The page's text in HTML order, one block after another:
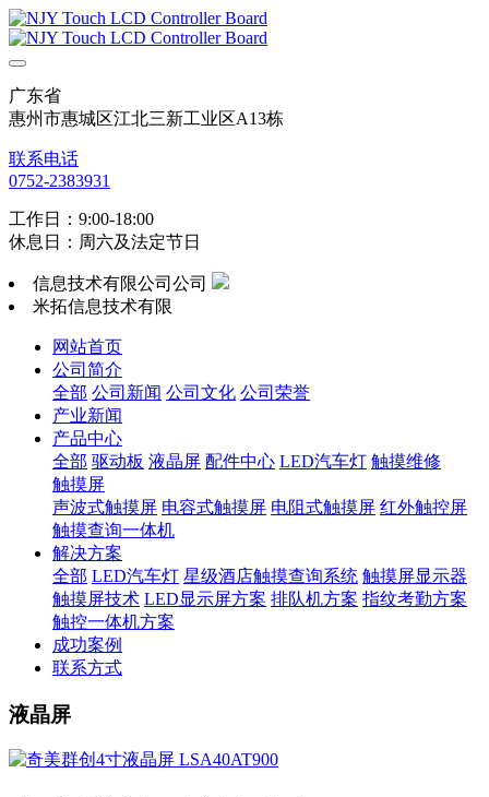
广东省
惠州市惠城区江北三新工业区A13栋
联系电话
0752-2383931
工作日：9:00-18:00
休息日：周六及法定节日
信息技术有限公司公司
米拓信息技术有限
网站首页
公司简介
全部 公司新闻 公司文化 公司荣誉
产业新闻
产品中心
全部 驱动板 液晶屏 配件中心 LED汽车灯 触摸维修
触摸屏
声波式触摸屏 电容式触摸屏 电阻式触摸屏 红外触控屏
触摸查询一体机
解决方案
全部 LED汽车灯 星级酒店触摸查询系统 触摸屏显示器
触摸屏技术 LED显示屏方案 排队机方案 指纹考勤方案
触控一体机方案
成功案例
联系方式
液晶屏